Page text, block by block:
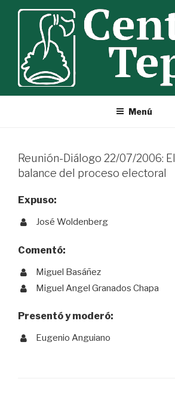
contenido
Menú
Reunión-Diálogo 22/07/2006: El
balance del proceso electoral
Expuso:
José Woldenberg
Comentó:
Miguel Basáñez
Miguel Angel Granados Chapa
Presentó y moderó:
Eugenio Anguiano